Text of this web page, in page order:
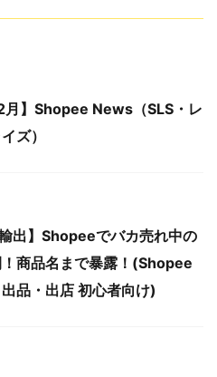
月】Shopee News（SLS・レ
ズ）
出】Shopeeでバカ売れ中の
商品名まで暴露！(Shopee
品・出店 初心者向け)